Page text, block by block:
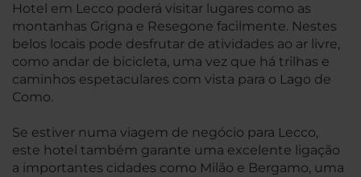
Hotel em Lecco poderá visitar lugares como as
montanhas Grigna e Resegone facilmente. Nestes
belos locais pode desfrutar de atividades ao ar livre,
como andar de bicicleta, uma vez que há trilhas e
caminhos espetaculares com vista para o Lago de
Como.
Se estiver numa viagem de negócio para Lecco,
este hotel também garante uma excelente ligação
a importantes cidades como Milão e Bergamo, uma